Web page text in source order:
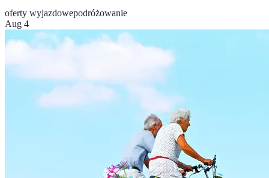
oferty wyjazdowepodróżowanie
Aug 4